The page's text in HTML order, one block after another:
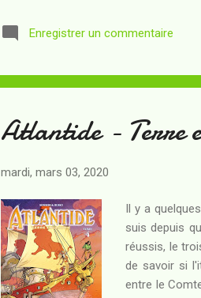
mer
connais rien
Enregistrer un commentaire
Atlantide - Terre
mardi, mars 03, 2020
Il y a
suis depuis
réussis, le
de savoir si
entre le